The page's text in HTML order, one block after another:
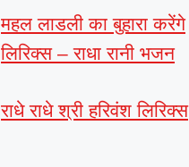
महल लाडली का बुहारा करेंगे
लिरिक्स – राधा रानी भजन
राधे राधे श्री हरिवंश लिरिक्स